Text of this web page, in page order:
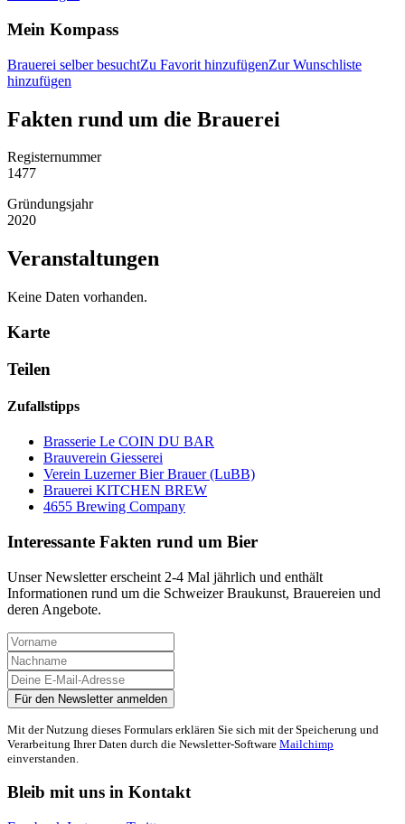
Mein Kompass
Brauerei selber besuchtZu Favorit hinzufügenZur Wunschliste
hinzufügen
Fakten rund um die Brauerei
Registernummer
1477
Gründungsjahr
2020
Veranstaltungen
Keine Daten vorhanden.
Karte
Teilen
Zufallstipps
Brasserie Le COIN DU BAR
Brauverein Giesserei
Verein Luzerner Bier Brauer (LuBB)
Brauerei KITCHEN BREW
4655 Brewing Company
Interessante Fakten rund um Bier
Unser Newsletter erscheint 2-4 Mal jährlich und enthält
Informationen rund um die Schweizer Braukunst, Brauereien und
deren Angebote.
Mit der Nutzung dieses Formulars erklären Sie sich mit der Speicherung und
Verarbeitung Ihrer Daten durch die Newsletter-Software Mailchimp
einverstanden.
Bleib mit uns in Kontakt